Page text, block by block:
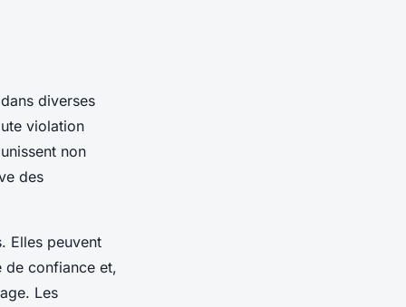
diverses
violation
non
des
Elles peuvent
de confiance et,
Les